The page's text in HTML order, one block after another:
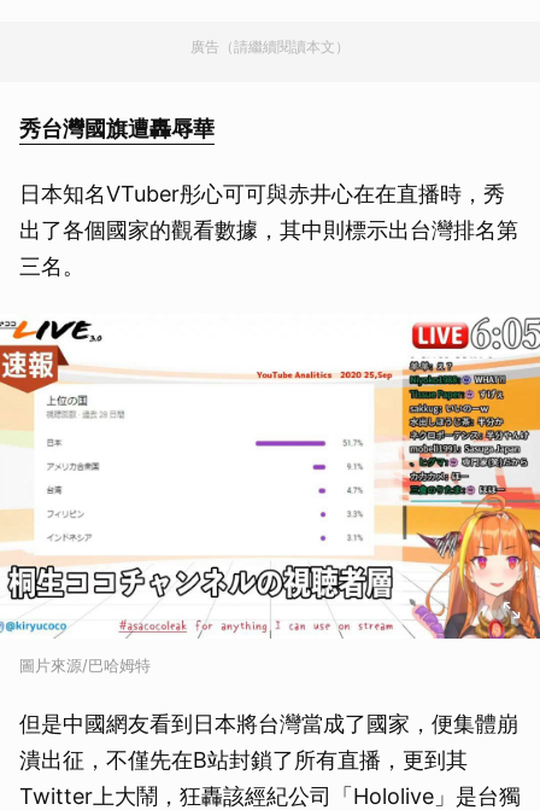
廣告（請繼續閱讀本文）
秀台灣國旗遭轟辱華
日本知名VTuber彤心可可與赤井心在在直播時，秀
出了各個國家的觀看數據，其中則標示出台灣排名第
三名。
圖片來源/巴哈姆特
但是中國網友看到日本將台灣當成了國家，便集體崩
潰出征，不僅先在B站封鎖了所有直播，更到其
Twitter上大鬧，狂轟該經紀公司「Hololive」是台獨